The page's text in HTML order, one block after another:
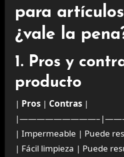
para
¿vale la
1. Pros y
producto
| Pros| Contras|
| Impermeable | Puede
| Fácil limpieza | Puede